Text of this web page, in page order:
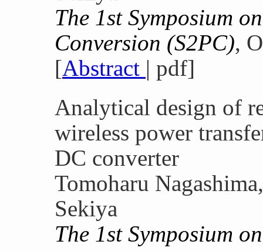
The 1st Symposium
Conversion (S2PC),
[Abstract | pdf]
Analytical design of
wireless power
DC converter
Tomoharu
Sekiya
The 1st Symposium